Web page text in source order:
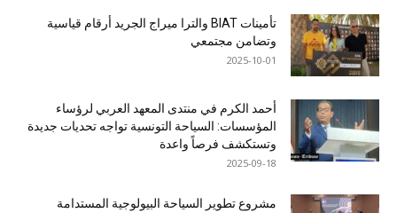
تأمينات BIAT والترا ميراج الجريد أرقام قياسية
وتضامن مجتمعي
2025-10-01
أحمد الكرم في منتدى المعهد العربي لرؤساء
المؤسسات: السياحة التونسية تواجه تحديات جديدة
وتستكشف فرصاً واعدة
2025-09-18
مشروع تطوير السياحة البيولوجية المستدامة